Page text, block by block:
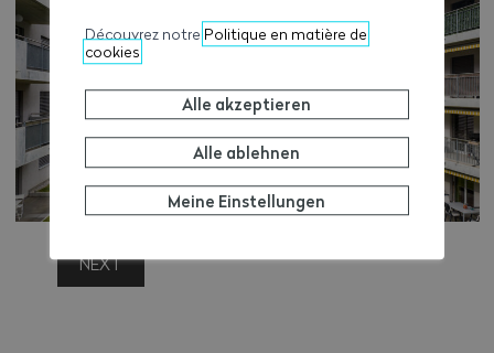
NEXT
Découvrez notre Politique en matière de
cookies
Alle akzeptieren
Alle ablehnen
Meine Einstellungen